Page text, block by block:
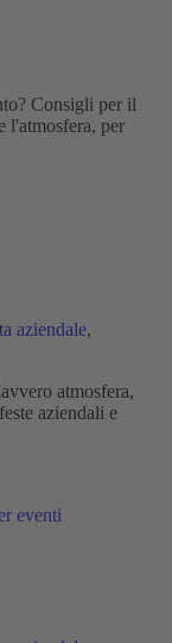
Consigli per il
l'atmosfera, per
aziendale,
atmosfera,
aziendali e